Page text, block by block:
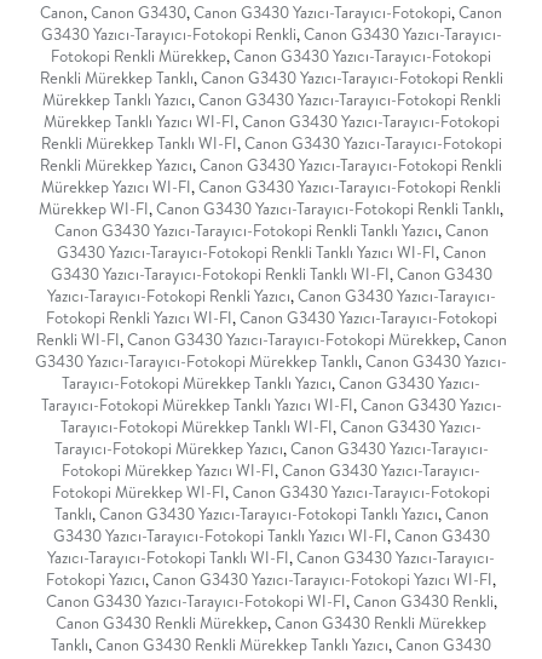
Canon,Canon G3430,Canon G3430 Yazıcı-Tarayıcı-Fotokopi,Canon
G3430 Yazıcı-Tarayıcı-Fotokopi Renkli,Canon G3430 Yazıcı-Tarayıcı-
Fotokopi Renkli Mürekkep,Canon G3430 Yazıcı-Tarayıcı-Fotokopi
Renkli Mürekkep Tanklı,Canon G3430 Yazıcı-Tarayıcı-Fotokopi Renkli
Mürekkep Tanklı Yazıcı,Canon G3430 Yazıcı-Tarayıcı-Fotokopi Renkli
Mürekkep Tanklı Yazıcı WI-FI,Canon G3430 Yazıcı-Tarayıcı-Fotokopi
Renkli Mürekkep Tanklı WI-FI,Canon G3430 Yazıcı-Tarayıcı-Fotokopi
Renkli Mürekkep Yazıcı,Canon G3430 Yazıcı-Tarayıcı-Fotokopi Renkli
Mürekkep Yazıcı WI-FI,Canon G3430 Yazıcı-Tarayıcı-Fotokopi Renkli
Mürekkep WI-FI,Canon G3430 Yazıcı-Tarayıcı-Fotokopi Renkli Tanklı,
Canon G3430 Yazıcı-Tarayıcı-Fotokopi Renkli Tanklı Yazıcı,Canon
G3430 Yazıcı-Tarayıcı-Fotokopi Renkli Tanklı Yazıcı WI-FI,Canon
G3430 Yazıcı-Tarayıcı-Fotokopi Renkli Tanklı WI-FI,Canon G3430
Yazıcı-Tarayıcı-Fotokopi Renkli Yazıcı,Canon G3430 Yazıcı-Tarayıcı-
Fotokopi Renkli Yazıcı WI-FI,Canon G3430 Yazıcı-Tarayıcı-Fotokopi
Renkli WI-FI,Canon G3430 Yazıcı-Tarayıcı-Fotokopi Mürekkep,Canon
G3430 Yazıcı-Tarayıcı-Fotokopi Mürekkep Tanklı,Canon G3430 Yazıcı-
Tarayıcı-Fotokopi Mürekkep Tanklı Yazıcı,Canon G3430 Yazıcı-
Tarayıcı-Fotokopi Mürekkep Tanklı Yazıcı WI-FI,Canon G3430 Yazıcı-
Tarayıcı-Fotokopi Mürekkep Tanklı WI-FI,Canon G3430 Yazıcı-
Tarayıcı-Fotokopi Mürekkep Yazıcı,Canon G3430 Yazıcı-Tarayıcı-
Fotokopi Mürekkep Yazıcı WI-FI,Canon G3430 Yazıcı-Tarayıcı-
Fotokopi Mürekkep WI-FI,Canon G3430 Yazıcı-Tarayıcı-Fotokopi
Tanklı,Canon G3430 Yazıcı-Tarayıcı-Fotokopi Tanklı Yazıcı,Canon
G3430 Yazıcı-Tarayıcı-Fotokopi Tanklı Yazıcı WI-FI,Canon G3430
Yazıcı-Tarayıcı-Fotokopi Tanklı WI-FI,Canon G3430 Yazıcı-Tarayıcı-
Fotokopi Yazıcı,Canon G3430 Yazıcı-Tarayıcı-Fotokopi Yazıcı WI-FI,
Canon G3430 Yazıcı-Tarayıcı-Fotokopi WI-FI,Canon G3430 Renkli,
Canon G3430 Renkli Mürekkep,Canon G3430 Renkli Mürekkep
Tanklı,Canon G3430 Renkli Mürekkep Tanklı Yazıcı,Canon G3430